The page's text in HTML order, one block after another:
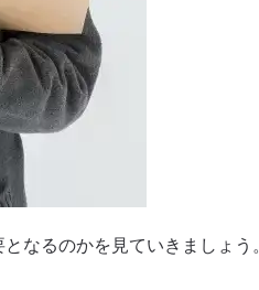
なるのかを見ていきましょう。